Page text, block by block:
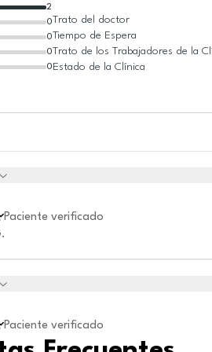
0
0
0
0
2
Trato del doctor
Tiempo de Espera
Trato de los Trabajadores de la
Estado de la Clínica
Paciente verificado
Paciente verificado